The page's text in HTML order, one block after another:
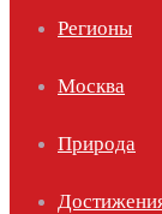
Регионы
Москва
Природа